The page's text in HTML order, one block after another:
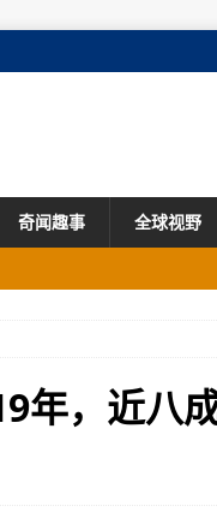
奇闻趣事 全球视野
年，近八